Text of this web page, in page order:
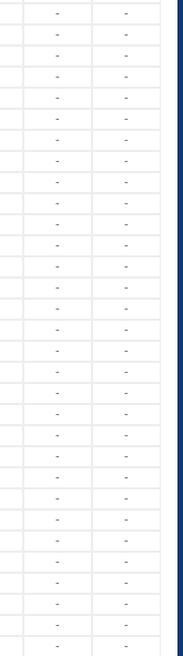
-
-
-
-
-
-
-
-
-
-
-
-
-
-
-
-
-
-
-
-
-
-
-
-
-
-
-
-
-
-
-
-
-
-
-
-
-
-
-
-
-
-
-
-
-
-
-
-
-
-
-
-
-
-
-
-
-
-
-
-
-
-